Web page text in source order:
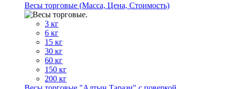
Весы торговые (Масса, Цена, Стоимость)
3 кг
6 кг
15 кг
30 кг
60 кг
150 кг
200 кг